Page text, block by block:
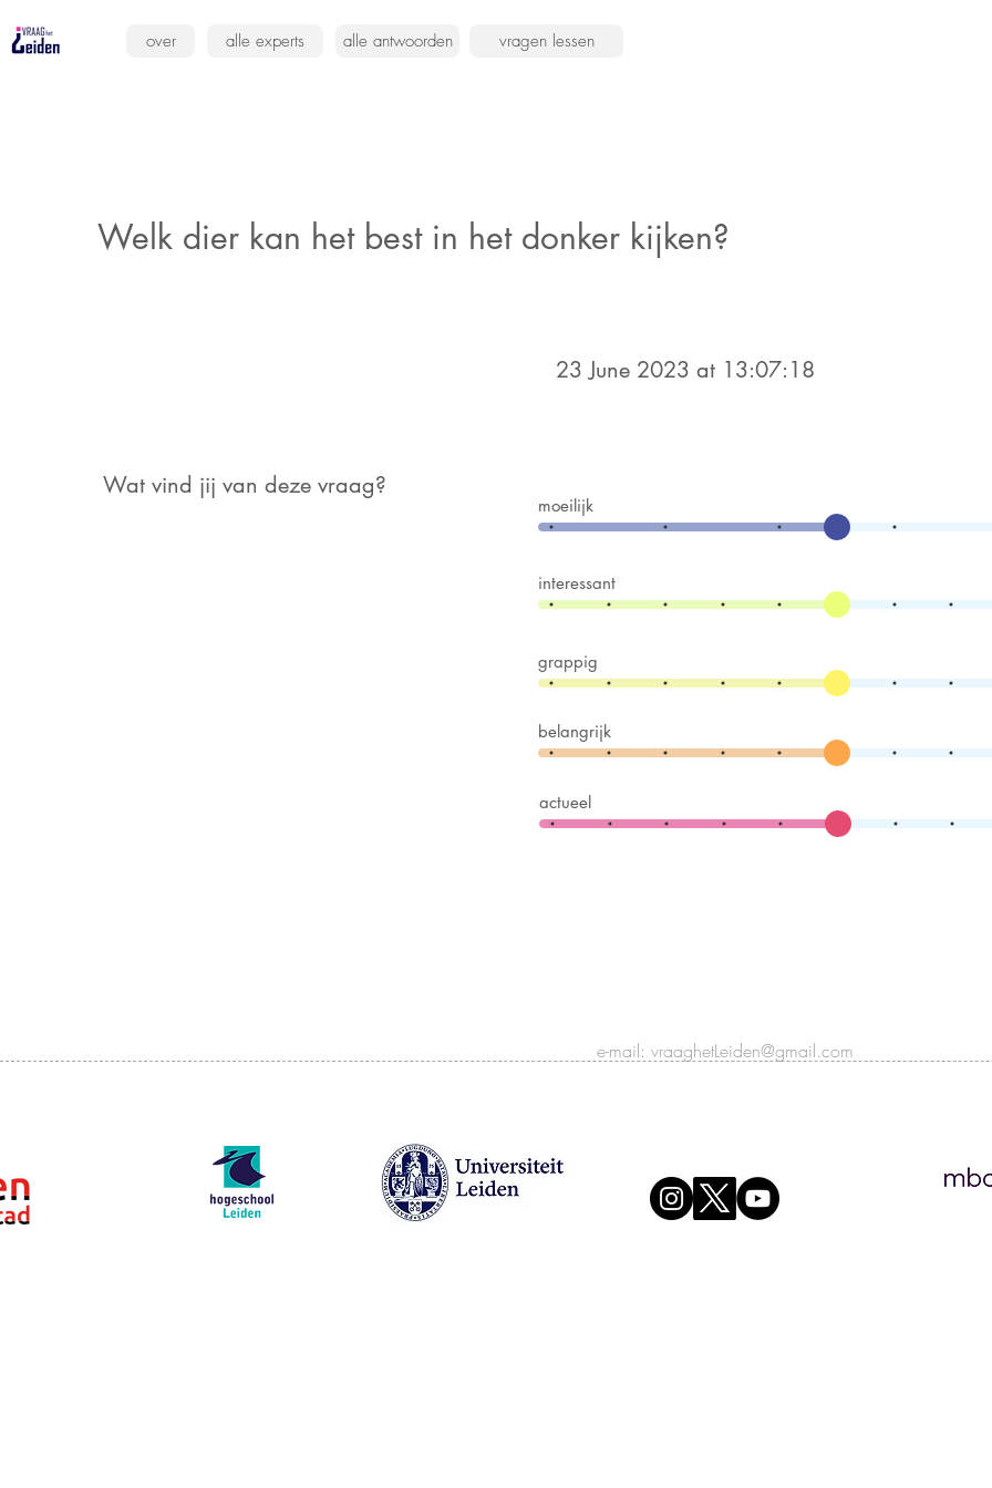
over alle experts alle antwoorden vragen lessen
Welk dier kan het best in het donker kijken?
23 June 2023 at 13:07:18
Wat vind jij van deze vraag?
moeilijk
interessant
grappig
belangrijk
actueel
e-mail: vraaghetLeiden@gmail.com